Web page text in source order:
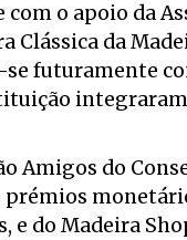
o apoio da
Clássica da
se futuramente
Amigos do
prémios
e do Madeira